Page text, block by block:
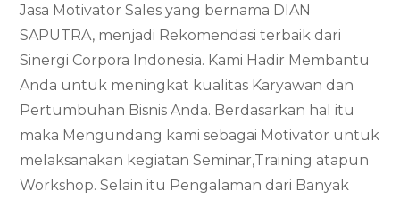
Jasa Motivator Sales yang bernama DIAN
SAPUTRA, menjadi Rekomendasi terbaik dari
Sinergi Corpora Indonesia. Kami Hadir Membantu
Anda untuk meningkat kualitas Karyawan dan
Pertumbuhan Bisnis Anda. Berdasarkan hal itu
maka Mengundang kami sebagai Motivator untuk
melaksanakan kegiatan Seminar,Training atapun
Workshop. Selain itu Pengalaman dari Banyak